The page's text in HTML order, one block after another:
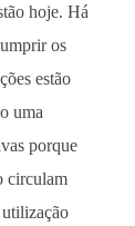
hoje. Há
os
estão
uma
porque
circulam